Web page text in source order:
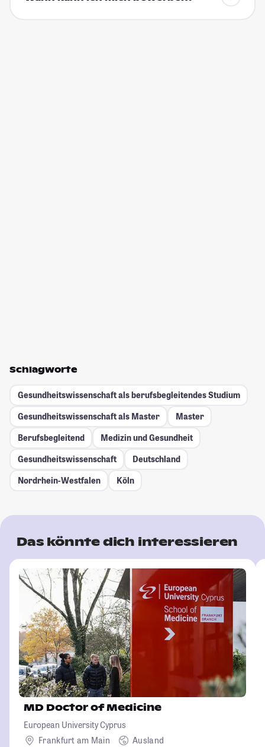
Schlagworte
Gesundheitswissenschaft als berufsbegleitendes Studium
Gesundheitswissenschaft als Master
Master
Berufsbegleitend
Medizin und Gesundheit
Gesundheitswissenschaft
Deutschland
Nordrhein-Westfalen
Köln
Das könnte dich interessieren
MD Doctor of Medicine
European University Cyprus
Frankfurt am Main
Ausland